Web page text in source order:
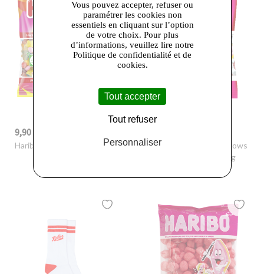
9,90 €
Haribo Haribo
- Haribo Chamallows
Minis Rose Et Blanc 1Kg
Vous pouvez accepter, refuser ou
paramétrer les cookies non
essentiels en cliquant sur l’option
de votre choix. Pour plus
d’informations, veuillez lire notre
Politique de confidentialité et de
cookies.
Tout accepter
Tout refuser
Personnaliser